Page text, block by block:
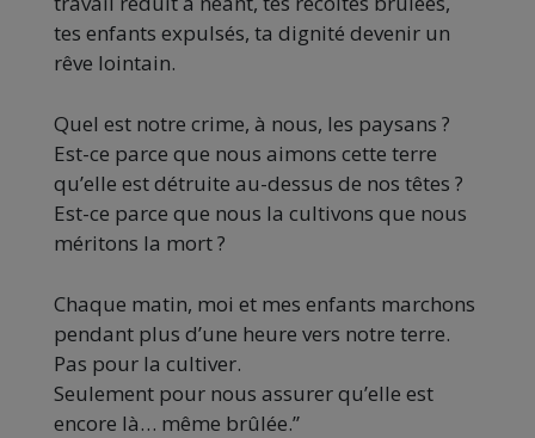
tes enfants expulsés, ta dignité devenir un
rêve lointain.
Quel est notre crime, à nous, les paysans ?
Est-ce parce que nous aimons cette terre
qu’elle est détruite au-dessus de nos têtes ?
Est-ce parce que nous la cultivons que nous
méritons la mort ?
Chaque matin, moi et mes enfants marchons
pendant plus d’une heure vers notre terre.
Pas pour la cultiver.
Seulement pour nous assurer qu’elle est
encore là… même brûlée.”